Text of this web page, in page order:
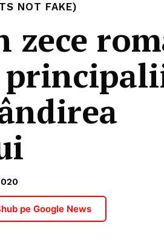
NOT FAKE)
zece
pe Google News